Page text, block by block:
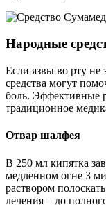
Народные
Если язвы во рту не
средства могут
боль. Эффективные
традиционное
Отвар шалфея
В 250 мл кипятка
медленном огне 3
раствором
лечения – до